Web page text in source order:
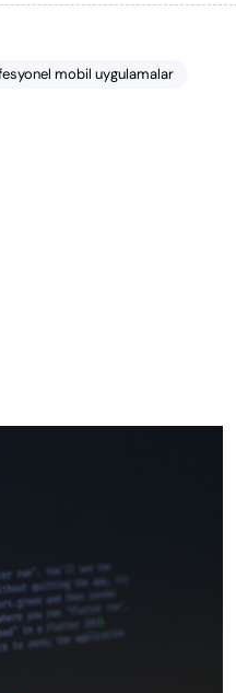
mobil uygulamalar